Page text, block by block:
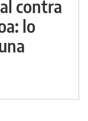
contra
lo